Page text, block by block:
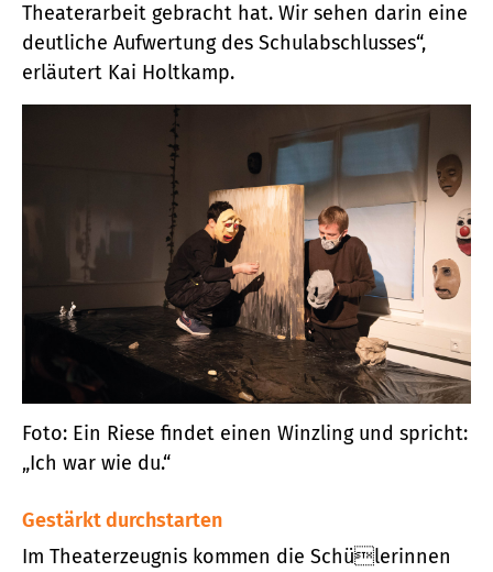
Theaterarbeit gebracht hat. Wir sehen darin eine
deutliche Aufwertung des Schulabschlusses“,
erläutert Kai Holtkamp.
Foto: Ein Riese findet einen Winzling und spricht:
„Ich war wie du.“
Gestärkt durchstarten
Im Theaterzeugnis kommen die Schülerinnen